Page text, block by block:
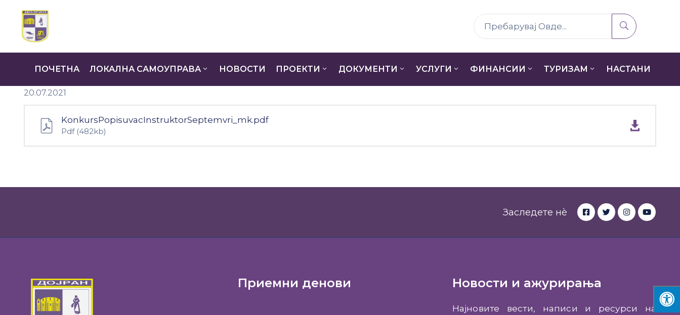
ПОЧЕТНА ЛОКАЛНА САМОУПРАВА НОВОСТИ ПРОЕКТИ ДОКУМЕНТИ УСЛУГИ ФИНАНСИИ ТУРИЗАМ НАСТАНИ
20.07.2021
KonkursPopisuvacInstruktorSeptemvri_mk.pdf
Pdf (482kb)
Заследете нè
Приемни денови Новости и ажурирања
Најновите вести, написи и ресурси на